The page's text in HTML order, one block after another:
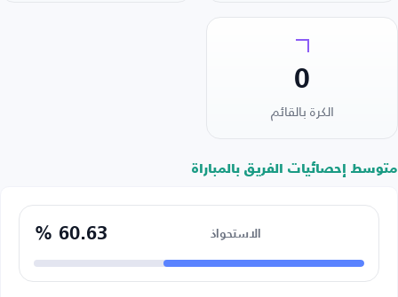
0
الكرة بالقائم
متوسط إحصائيات الفريق بالمباراة
الاستحواذ 60.63 %